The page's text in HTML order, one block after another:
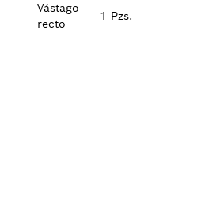
Vástago
recto
1 Pzs.